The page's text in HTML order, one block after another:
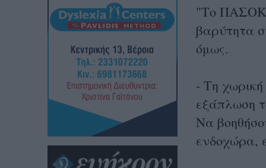
"Το ΠΑΣΟΚ,
βαρύτητα
όμως.
- Τη
εξάπλωση
Να
ενδοχώρα,